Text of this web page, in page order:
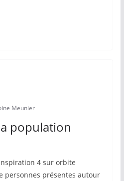
Meunier
population
4 sur orbite
personnes présentes autour